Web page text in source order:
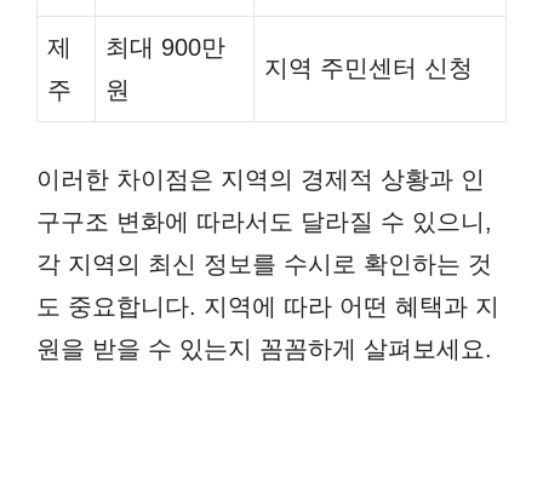
제
주
최대 900만
원
지역 주민센터 신청
이러한 차이점은 지역의 경제적 상황과 인
구구조 변화에 따라서도 달라질 수 있으니,
각 지역의 최신 정보를 수시로 확인하는 것
도 중요합니다. 지역에 따라 어떤 혜택과 지
원을 받을 수 있는지 꼼꼼하게 살펴보세요.